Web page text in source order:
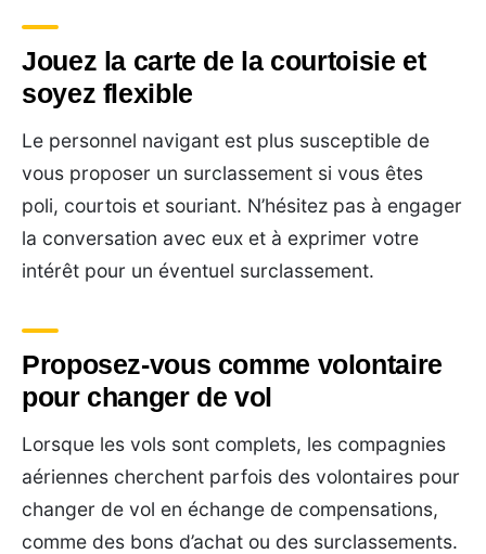
Jouez la carte de la courtoisie et
soyez flexible
Le personnel navigant est plus susceptible de
vous proposer un surclassement si vous êtes
poli, courtois et souriant. N’hésitez pas à engager
la conversation avec eux et à exprimer votre
intérêt pour un éventuel surclassement.
Proposez-vous comme volontaire
pour changer de vol
Lorsque les vols sont complets, les compagnies
aériennes cherchent parfois des volontaires pour
changer de vol en échange de compensations,
comme des bons d’achat ou des surclassements.